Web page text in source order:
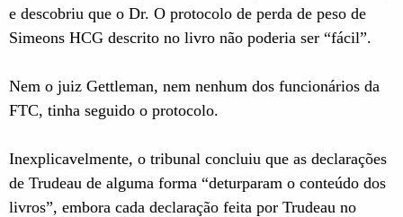
e descobriu que o Dr. O protocolo de perda de peso de
Simeons HCG descrito no livro não poderia ser “fácil”.
Nem o juiz Gettleman, nem nenhum dos funcionários da
FTC, tinha seguido o protocolo.
Inexplicavelmente, o tribunal concluiu que as declarações
de Trudeau de alguma forma “deturparam o conteúdo dos
livros”, embora cada declaração feita por Trudeau no